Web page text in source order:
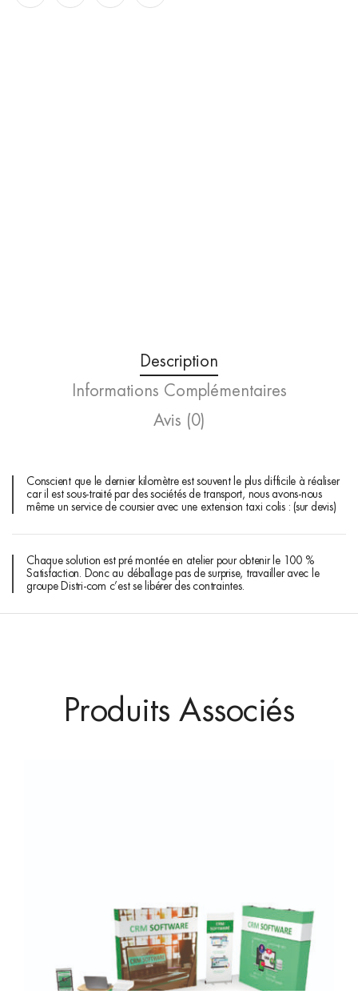
Description
Informations Complémentaires
Avis (0)
Conscient que le dernier kilomètre est souvent le plus difficile à réaliser
car il est sous-traité par des sociétés de transport, nous avons-nous
même un service de coursier avec une extension taxi colis : (sur devis)
Chaque solution est pré montée en atelier pour obtenir le 100 %
Satisfaction. Donc au déballage pas de surprise, travailler avec le
groupe Distri-com c’est se libérer des contraintes.
Produits Associés